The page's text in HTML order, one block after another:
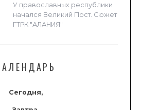
У православных республики
начался Великий Пост. Сюжет
ГТРК "АЛАНИЯ"
Сегодня,